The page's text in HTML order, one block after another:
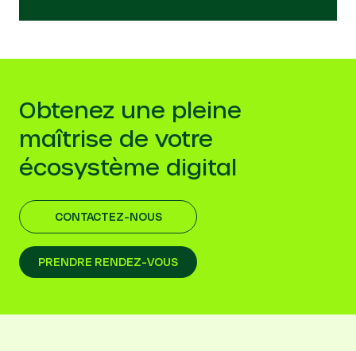
Obtenez une pleine
maîtrise de votre
écosystème digital
CONTACTEZ-NOUS
PRENDRE RENDEZ-VOUS